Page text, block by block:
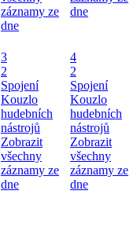
záznamy ze
dne
dne
3
2
Spojení
Kouzlo
hudebních
nástrojů
Zobrazit
všechny
záznamy ze
dne
4
2
Spojení
Kouzlo
hudebních
nástrojů
Zobrazit
všechny
záznamy ze
dne